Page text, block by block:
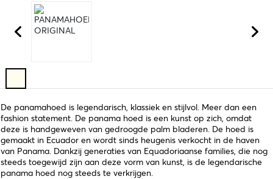
De panamahoed is legendarisch, klassiek en stijlvol. Meer dan een
fashion statement. De panama hoed is een kunst op zich, omdat
deze is handgeweven van gedroogde palm bladeren. De hoed is
gemaakt in Ecuador en wordt sinds heugenis verkocht in de haven
van Panama. Dankzij generaties van Equadoriaanse families, die nog
steeds toegewijd zijn aan deze vorm van kunst, is de legendarische
panama hoed nog steeds te verkrijgen.